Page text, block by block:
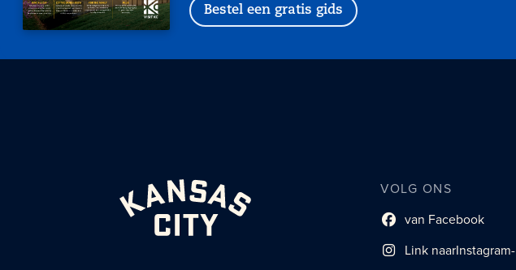
Bestel een gratis gids
VOLG ONS
Link naar sociaal profiel
van Facebook
Link naarInstagram-
sociaal profiel